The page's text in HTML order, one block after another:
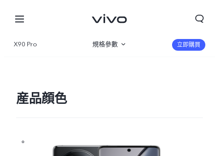
X90 Pro 規格參數 立即購買
産品顔色